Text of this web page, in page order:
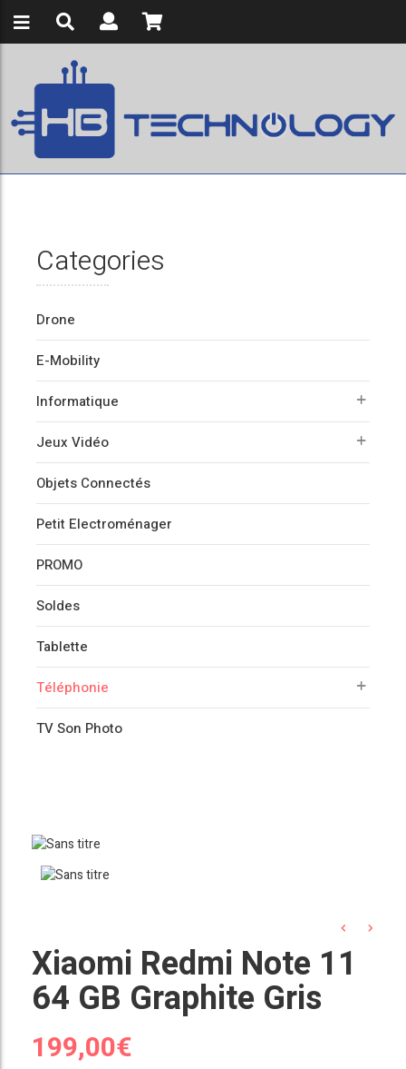
Categories
Drone
E-Mobility
Informatique
Jeux Vidéo
Objets Connectés
Petit Electroménager
PROMO
Soldes
Tablette
Téléphonie
TV Son Photo
Xiaomi Redmi Note 11
64 GB Graphite Gris
199,00€